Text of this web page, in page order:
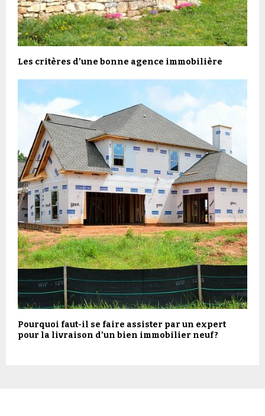
Les critères d’une bonne agence immobilière
Pourquoi faut-il se faire assister par un expert
pour la livraison d’un bien immobilier neuf ?